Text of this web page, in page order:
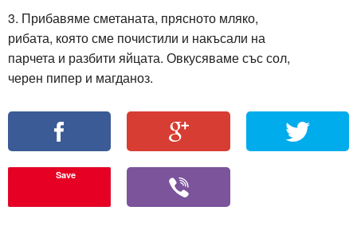
3. Прибавяме сметаната, прясното мляко,
рибата, която сме почистили и накъсали на
парчета и разбити яйцата. Овкусяваме със сол,
черен пипер и магданоз.
Save